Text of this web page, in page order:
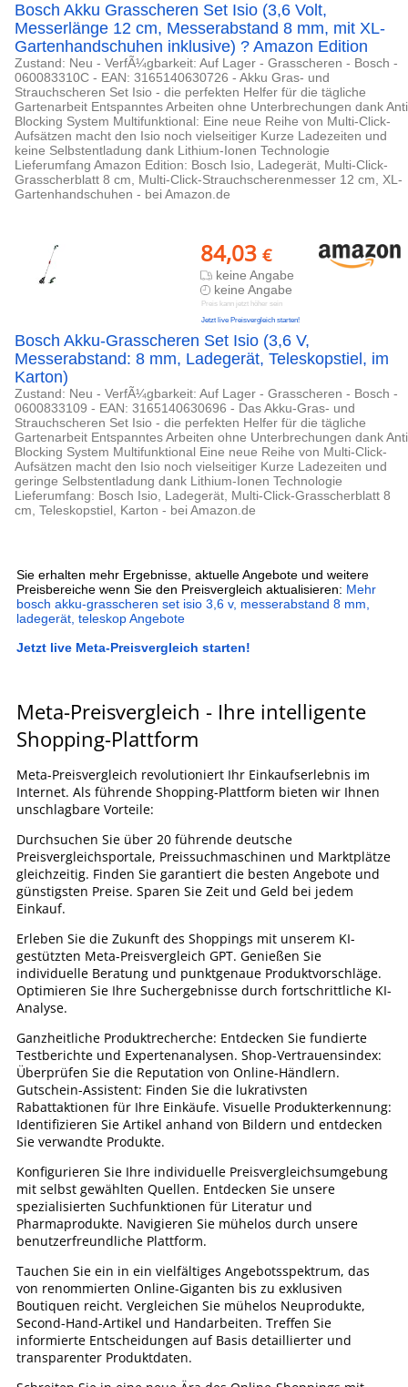
Bosch Akku Grasscheren Set Isio (3,6 Volt,
Messerlänge 12 cm, Messerabstand 8 mm, mit XL-
Gartenhandschuhen inklusive) ? Amazon Edition
Zustand: Neu - VerfÃ¼gbarkeit: Auf Lager - Grasscheren - Bosch -
060083310C - EAN: 3165140630726 - Akku Gras- und
Strauchscheren Set Isio - die perfekten Helfer für die tägliche
Gartenarbeit Entspanntes Arbeiten ohne Unterbrechungen dank Anti
Blocking System Multifunktional: Eine neue Reihe von Multi-Click-
Aufsätzen macht den Isio noch vielseitiger Kurze Ladezeiten und
keine Selbstentladung dank Lithium-Ionen Technologie
Lieferumfang Amazon Edition: Bosch Isio, Ladegerät, Multi-Click-
Grasscherblatt 8 cm, Multi-Click-Strauchscherenmesser 12 cm, XL-
Gartenhandschuhen - bei Amazon.de
84,03 €
keine Angabe
keine Angabe
Preis kann jetzt höher sein
Jetzt live Preisvergleich starten!
Bosch Akku-Grasscheren Set Isio (3,6 V,
Messerabstand: 8 mm, Ladegerät, Teleskopstiel, im
Karton)
Zustand: Neu - VerfÃ¼gbarkeit: Auf Lager - Grasscheren - Bosch -
0600833109 - EAN: 3165140630696 - Das Akku-Gras- und
Strauchscheren Set Isio - die perfekten Helfer für die tägliche
Gartenarbeit Entspanntes Arbeiten ohne Unterbrechungen dank Anti
Blocking System Multifunktional Eine neue Reihe von Multi-Click-
Aufsätzen macht den Isio noch vielseitiger Kurze Ladezeiten und
geringe Selbstentladung dank Lithium-Ionen Technologie
Lieferumfang: Bosch Isio, Ladegerät, Multi-Click-Grasscherblatt 8
cm, Teleskopstiel, Karton - bei Amazon.de
Sie erhalten mehr Ergebnisse, aktuelle Angebote und weitere
Preisbereiche wenn Sie den Preisvergleich aktualisieren: Mehr
bosch akku-grasscheren set isio 3,6 v, messerabstand 8 mm,
ladegerät, teleskop Angebote
Jetzt live Meta-Preisvergleich starten!
Meta-Preisvergleich - Ihre intelligente
Shopping-Plattform
Meta-Preisvergleich revolutioniert Ihr Einkaufserlebnis im
Internet. Als führende Shopping-Plattform bieten wir Ihnen
unschlagbare Vorteile:
Durchsuchen Sie über 20 führende deutsche
Preisvergleichsportale, Preissuchmaschinen und Marktplätze
gleichzeitig. Finden Sie garantiert die besten Angebote und
günstigsten Preise. Sparen Sie Zeit und Geld bei jedem
Einkauf.
Erleben Sie die Zukunft des Shoppings mit unserem KI-
gestützten Meta-Preisvergleich GPT. Genießen Sie
individuelle Beratung und punktgenaue Produktvorschläge.
Optimieren Sie Ihre Suchergebnisse durch fortschrittliche KI-
Analyse.
Ganzheitliche Produktrecherche: Entdecken Sie fundierte
Testberichte und Expertenanalysen. Shop-Vertrauensindex:
Überprüfen Sie die Reputation von Online-Händlern.
Gutschein-Assistent: Finden Sie die lukrativsten
Rabattaktionen für Ihre Einkäufe. Visuelle Produkterkennung:
Identifizieren Sie Artikel anhand von Bildern und entdecken
Sie verwandte Produkte.
Konfigurieren Sie Ihre individuelle Preisvergleichsumgebung
mit selbst gewählten Quellen. Entdecken Sie unsere
spezialisierten Suchfunktionen für Literatur und
Pharmaprodukte. Navigieren Sie mühelos durch unsere
benutzerfreundliche Plattform.
Tauchen Sie ein in ein vielfältiges Angebotsspektrum, das
von renommierten Online-Giganten bis zu exklusiven
Boutiquen reicht. Vergleichen Sie mühelos Neuprodukte,
Second-Hand-Artikel und Handarbeiten. Treffen Sie
informierte Entscheidungen auf Basis detaillierter und
transparenter Produktdaten.